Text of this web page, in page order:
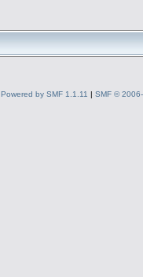
Powered by SMF 1.1.11 | SMF ©